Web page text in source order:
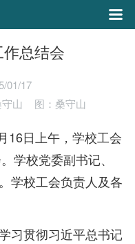
总结会
01/17
山 图：桑守山
16日上午，学校工会
学校党委副书记、
学校工会负责人及各
习贯彻习近平总书记